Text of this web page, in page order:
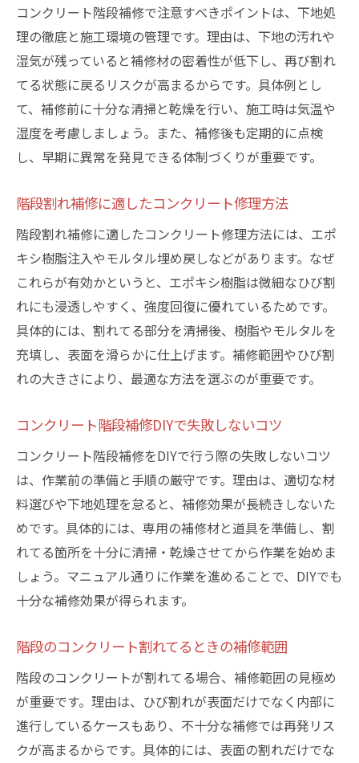
コンクリート階段補修で注意すべきポイントは、下地処
理の徹底と施工環境の管理です。理由は、下地の汚れや
湿気が残っていると補修材の密着性が低下し、再び割れ
てる状態に戻るリスクが高まるからです。具体例とし
て、補修前に十分な清掃と乾燥を行い、施工時は気温や
湿度を考慮しましょう。また、補修後も定期的に点検
し、早期に異常を発見できる体制づくりが重要です。
階段割れ補修に適したコンクリート修理方法
階段割れ補修に適したコンクリート修理方法には、エポ
キシ樹脂注入やモルタル埋め戻しなどがあります。なぜ
これらが有効かというと、エポキシ樹脂は微細なひび割
れにも浸透しやすく、強度回復に優れているためです。
具体的には、割れてる部分を清掃後、樹脂やモルタルを
充填し、表面を滑らかに仕上げます。補修範囲やひび割
れの大きさにより、最適な方法を選ぶのが重要です。
コンクリート階段補修DIYで失敗しないコツ
コンクリート階段補修をDIYで行う際の失敗しないコツ
は、作業前の準備と手順の厳守です。理由は、適切な材
料選びや下地処理を怠ると、補修効果が長続きしないた
めです。具体的には、専用の補修材と道具を準備し、割
れてる箇所を十分に清掃・乾燥させてから作業を始めま
しょう。マニュアル通りに作業を進めることで、DIYでも
十分な補修効果が得られます。
階段のコンクリート割れてるときの補修範囲
階段のコンクリートが割れてる場合、補修範囲の見極め
が重要です。理由は、ひび割れが表面だけでなく内部に
進行しているケースもあり、不十分な補修では再発リス
クが高まるからです。具体的には、表面の割れだけでな